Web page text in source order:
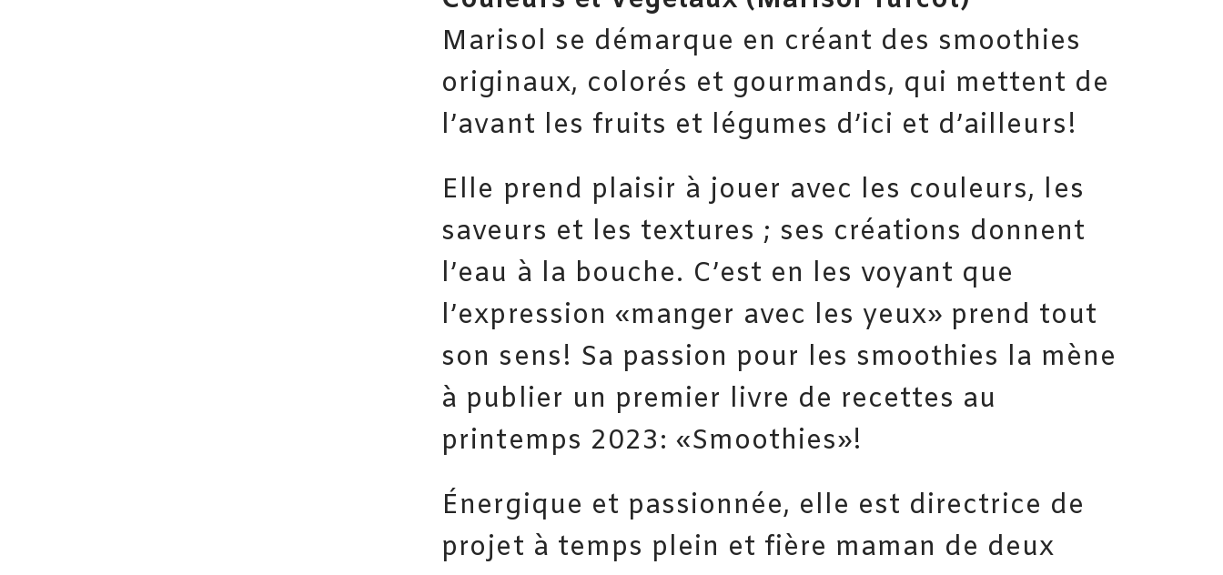
Marisol se démarque en créant des smoothies
originaux, colorés et gourmands, qui mettent de
l’avant les fruits et légumes d’ici et d’ailleurs!
Elle prend plaisir à jouer avec les couleurs, les
saveurs et les textures ; ses créations donnent
l’eau à la bouche. C’est en les voyant que
l’expression «manger avec les yeux» prend tout
son sens! Sa passion pour les smoothies la mène
à publier un premier livre de recettes au
printemps 2023: «Smoothies»!
Énergique et passionnée, elle est directrice de
projet à temps plein et fière maman de deux